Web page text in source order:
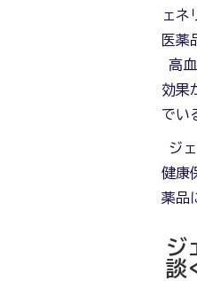
ェネ
医薬
高
効果
でい
ジ
健康
薬品
ジ
談